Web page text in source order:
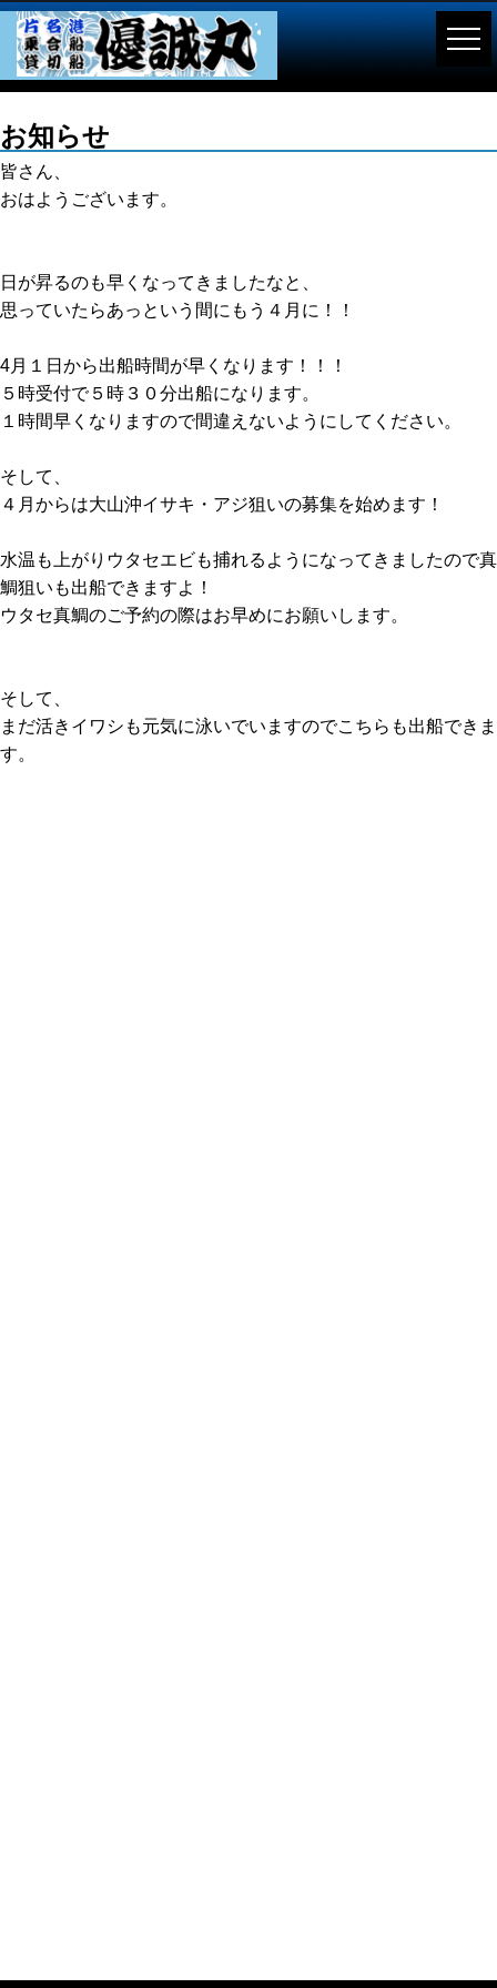
お知らせ
皆さん、
おはようございます。
日が昇るのも早くなってきましたなと、
思っていたらあっという間にもう４月に！！
4月１日から出船時間が早くなります！！！
５時受付で５時３０分出船になります。
１時間早くなりますので間違えないようにしてください。
そして、
４月からは大山沖イサキ・アジ狙いの募集を始めます！
水温も上がりウタセエビも捕れるようになってきましたので真
鯛狙いも出船できますよ！
ウタセ真鯛のご予約の際はお早めにお願いします。
そして、
まだ活きイワシも元気に泳いでいますのでこちらも出船できま
す。